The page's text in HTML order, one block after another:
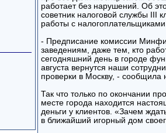
работает без нарушений. Об
советник налоговой службы III
работы с
- Предписание комиссии
заведениям, даже тем, кто
сегодняшний день в городе
августа вернутся наши
проверки в Москву, - сообщила
Так что только по окончании
месте города находится
деньги у клиентов. «Зачем
в ближайший игорный дом